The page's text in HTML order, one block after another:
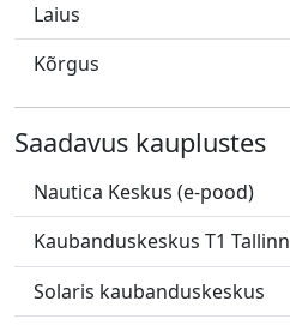
Laius
Kõrgus
Saadavus kauplustes
Nautica Keskus (e-pood)
Kaubanduskeskus T1 Tallinn
Solaris kaubanduskeskus